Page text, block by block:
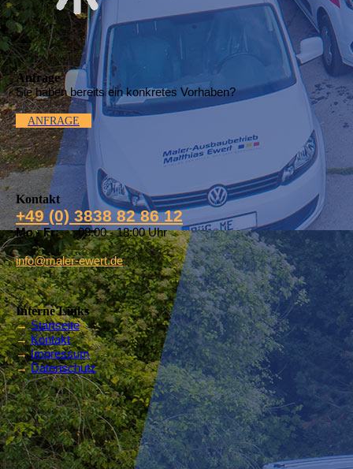
Anfrage
Sie haben bereits ein konkretes Vorhaben?
ANFRAGE
Kontakt
+49 (0) 3838 82 86 12
Mo - Fr:08:00 - 18:00 Uhr
info@maler-ewert.de
Interne Links
→ Startseite
→ Kontakt
→ Impressum
→ Datenschutz